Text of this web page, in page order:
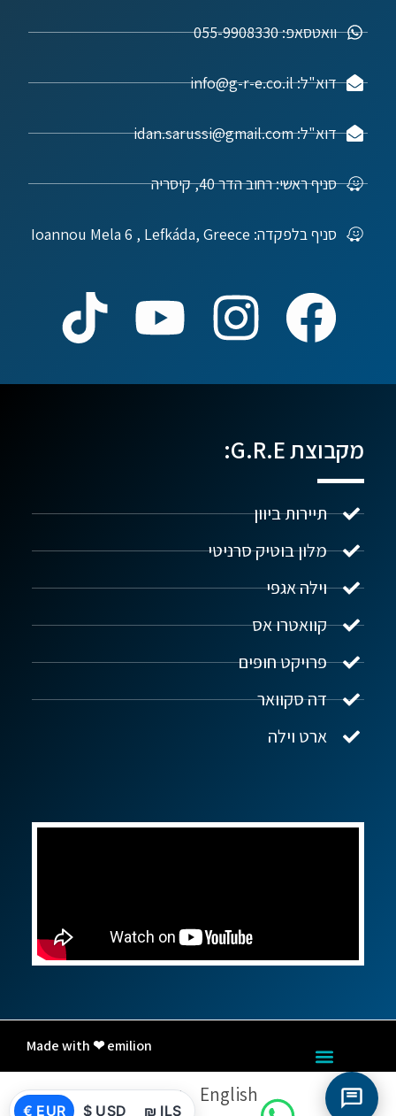
וואטסאפ: 055-9908330
דוא"ל: info@g-r-e.co.il
דוא"ל: idan.sarussi@gmail.com
סניף ראשי: רחוב הדר 40, קיסריה
סניף בלפקדה: Ioannou Mela 6 , Lefkáda, Greece
מקבוצת G.R.E:
תיירות ביוון
מלון בוטיק סרניטי
וילה אגפי
קוואטרו אס
פרויקט חופים
דה סקוואר
ארט וילה
Made with ❤ emilion
English עברית
€ EUR $ USD ₪ ILS
נדל"ן ביוון G.R.E
שלום! איך אפשר לעזור?